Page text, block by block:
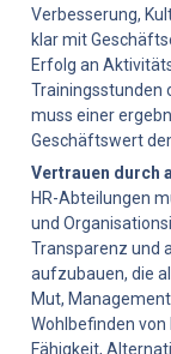
Verbesserung,
klar mit
Erfolg an
Trainingsstunden
muss einer
Geschäftswert
Vertrauen durch
HR-Abteilungen
und
Transparenz und
aufzubauen, die
Mut,
Wohlbefinden
Fähigkeit,